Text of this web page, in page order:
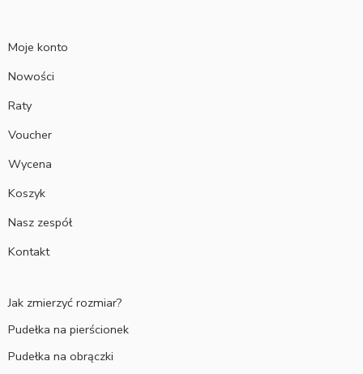
Moje konto
Nowości
Raty
Voucher
Wycena
Koszyk
Nasz zespół
Kontakt
Jak zmierzyć rozmiar?
Pudełka na pierścionek
Pudełka na obrączki